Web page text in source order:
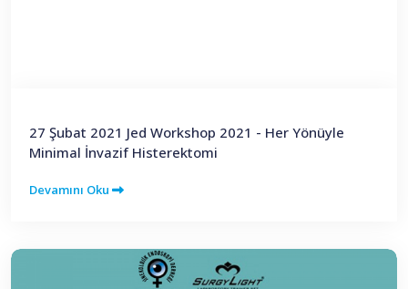
27 Şubat 2021 Jed Workshop 2021 - Her Yönüyle
Minimal İnvazif Histerektomi
Devamını Oku